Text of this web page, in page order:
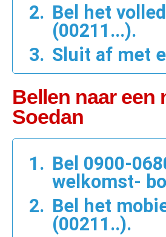
Bel het
(00211...).
Sluit af met
Bellen naar een
Soedan
Bel 0900-
welkomst-
Bel het
(00211..).